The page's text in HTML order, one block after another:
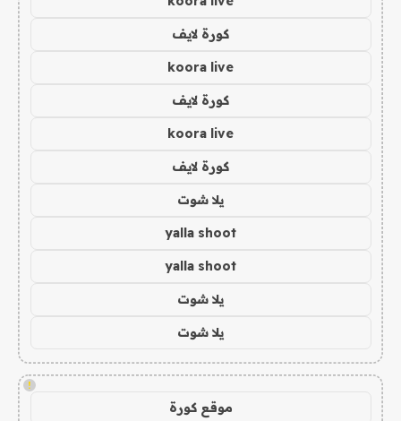
كورة لايف
koora live
كورة لايف
koora live
كورة لايف
يلا شوت
yalla shoot
yalla shoot
يلا شوت
يلا شوت
!
موقع كورة